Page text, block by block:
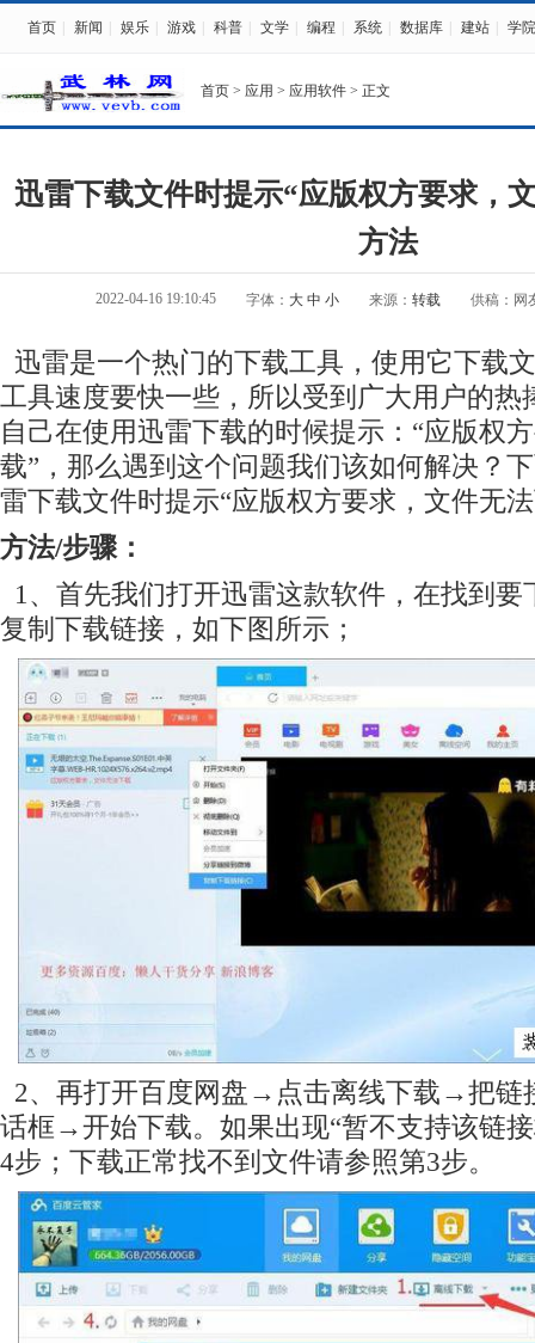
首页 新闻 娱乐 游戏 科普 文学 编程 系统 数据库 建站 学院
首页 > 应用 > 应用软件 > 正文
迅雷下载文件时提示“应版权方要求，
方法
2022-04-16 19:10:45 字体： 大 中 小 来源： 转载 供稿：网
迅雷是一个热门的下载工具，使用它下载
工具速度要快一些，所以受到广大用户的热
自己在使用迅雷下载的时候提示：“应版权
载”，那么遇到这个问题我们该如何解决？
雷下载文件时提示“应版权方要求，文件无
方法/步骤：
1、首先我们打开迅雷这款软件，在找到要
复制下载链接，如下图所示；
2、再打开百度网盘→点击离线下载→把链
话框→开始下载。如果出现“暂不支持该链
4步；下载正常找不到文件请参照第3步。